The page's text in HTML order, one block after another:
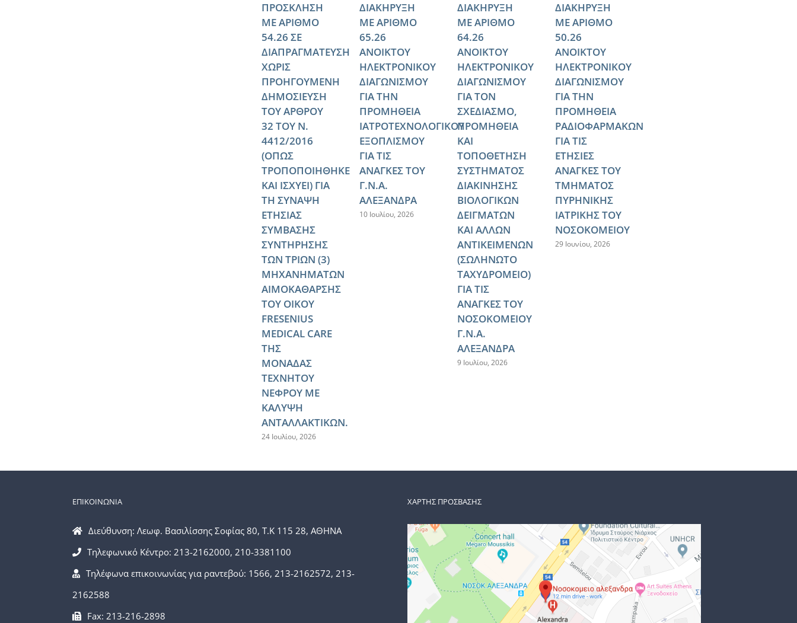
ΠΡΟΣΚΛΗΣΗ
ΜΕ ΑΡΙΘΜΟ
54.26 ΣΕ
ΔΙΑΠΡΑΓΜΑΤΕΥΣΗ
ΧΩΡΙΣ
ΠΡΟΗΓΟΥΜΕΝΗ
ΔΗΜΟΣΙΕΥΣΗ
ΤΟΥ ΑΡΘΡΟΥ
32 ΤΟΥ Ν.
4412/2016
(ΟΠΩΣ
ΤΡΟΠΟΠΟΙΗΘΗΚΕ
ΚΑΙ ΙΣΧΥΕΙ) ΓΙΑ
ΤΗ ΣΥΝΑΨΗ
ΕΤΗΣΙΑΣ
ΣΥΜΒΑΣΗΣ
ΣΥΝΤΗΡΗΣΗΣ
ΤΩΝ ΤΡΙΩΝ (3)
ΜΗΧΑΝΗΜΑΤΩΝ
ΑΙΜΟΚΑΘΑΡΣΗΣ
ΤΟΥ ΟΙΚΟΥ
FRESENIUS
MEDICAL CARE
ΤΗΣ
ΜΟΝΑΔΑΣ
ΤΕΧΝΗΤΟΥ
ΝΕΦΡΟΥ ΜΕ
ΚΑΛΥΨΗ
ΑΝΤΑΛΛΑΚΤΙΚΩΝ.
24 Ιουλίου, 2026
ΔΙΑΚΗΡΥΞΗ
ΜΕ ΑΡΙΘΜΟ
65.26
ΑΝΟΙΚΤΟΥ
ΗΛΕΚΤΡΟΝΙΚΟΥ
ΔΙΑΓΩΝΙΣΜΟΥ
ΓΙΑ ΤΗΝ
ΠΡΟΜΗΘΕΙΑ
ΙΑΤΡΟΤΕΧΝΟΛΟΓΙΚΟΥ
ΕΞΟΠΛΙΣΜΟΥ
ΓΙΑ ΤΙΣ
ΑΝΑΓΚΕΣ ΤΟΥ
Γ.Ν.Α.
ΑΛΕΞΑΝΔΡΑ
10 Ιουλίου, 2026
ΔΙΑΚΗΡΥΞΗ
ΜΕ ΑΡΙΘΜΟ
64.26
ΑΝΟΙΚΤΟΥ
ΗΛΕΚΤΡΟΝΙΚΟΥ
ΔΙΑΓΩΝΙΣΜΟΥ
ΓΙΑ ΤΟΝ
ΣΧΕΔΙΑΣΜΟ,
ΠΡΟΜΗΘΕΙΑ
ΚΑΙ
ΤΟΠΟΘΕΤΗΣΗ
ΣΥΣΤΗΜΑΤΟΣ
ΔΙΑΚΙΝΗΣΗΣ
ΒΙΟΛΟΓΙΚΩΝ
ΔΕΙΓΜΑΤΩΝ
ΚΑΙ ΑΛΛΩΝ
ΑΝΤΙΚΕΙΜΕΝΩΝ
(ΣΩΛΗΝΩΤΟ
ΤΑΧΥΔΡΟΜΕΙΟ)
ΓΙΑ ΤΙΣ
ΑΝΑΓΚΕΣ ΤΟΥ
ΝΟΣΟΚΟΜΕΙΟΥ
Γ.Ν.Α.
ΑΛΕΞΑΝΔΡΑ
9 Ιουλίου, 2026
ΔΙΑΚΗΡΥΞΗ
ΜΕ ΑΡΙΘΜΟ
50.26
ΑΝΟΙΚΤΟΥ
ΗΛΕΚΤΡΟΝΙΚΟΥ
ΔΙΑΓΩΝΙΣΜΟΥ
ΓΙΑ ΤΗΝ
ΠΡΟΜΗΘΕΙΑ
ΡΑΔΙΟΦΑΡΜΑΚΩΝ
ΓΙΑ ΤΙΣ
ΕΤΗΣΙΕΣ
ΑΝΑΓΚΕΣ ΤΟΥ
ΤΜΗΜΑΤΟΣ
ΠΥΡΗΝΙΚΗΣ
ΙΑΤΡΙΚΗΣ ΤΟΥ
ΝΟΣΟΚΟΜΕΙΟΥ
29 Ιουνίου, 2026
ΕΠΙΚΟΙΝΩΝΙΑ
Διεύθυνση: Λεωφ. Βασιλίσσης Σοφίας 80, Τ.Κ 115 28, ΑΘΗΝΑ
Τηλεφωνικό Κέντρο: 213-2162000, 210-3381100
Τηλέφωνα επικοινωνίας για ραντεβού: 1566, 213-2162572, 213-
2162588
Fax: 213-216-2898
ΧΑΡΤΗΣ ΠΡΟΣΒΑΣΗΣ